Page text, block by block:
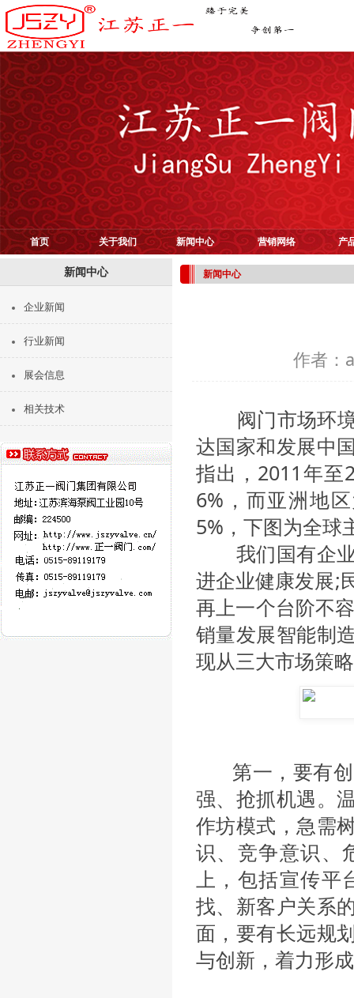
首页 关于我们 新闻中心 营销网络 产
新闻中心
企业新闻
行业新闻
展会信息
相关技术
新闻中心
作者
阀门市场环境
达国家和发展中
指出，2011年至
6%，而亚洲地
5%，下图为全球
我们国有企业
进企业健康发展;
再上一个台阶不
销量发展智能制
现从三大市场策
第一，要有
强、抢抓机遇。
作坊模式，急需
识、竞争意识、
上，包括宣传平
找、新客户关系
面，要有长远规
与创新，着力形